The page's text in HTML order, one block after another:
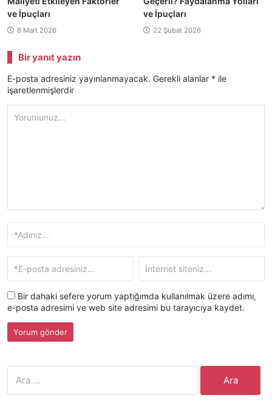
ve İpuçları
8 Mart 2026
ve İpuçları
22 Şubat 2026
Bir yanıt yazın
E-posta adresiniz yayınlanmayacak. Gerekli alanlar * ile
işaretlenmişlerdir
Bir dahaki sefere yorum yaptığımda kullanılmak üzere adımı,
e-posta adresimi ve web site adresimi bu tarayıcıya kaydet.